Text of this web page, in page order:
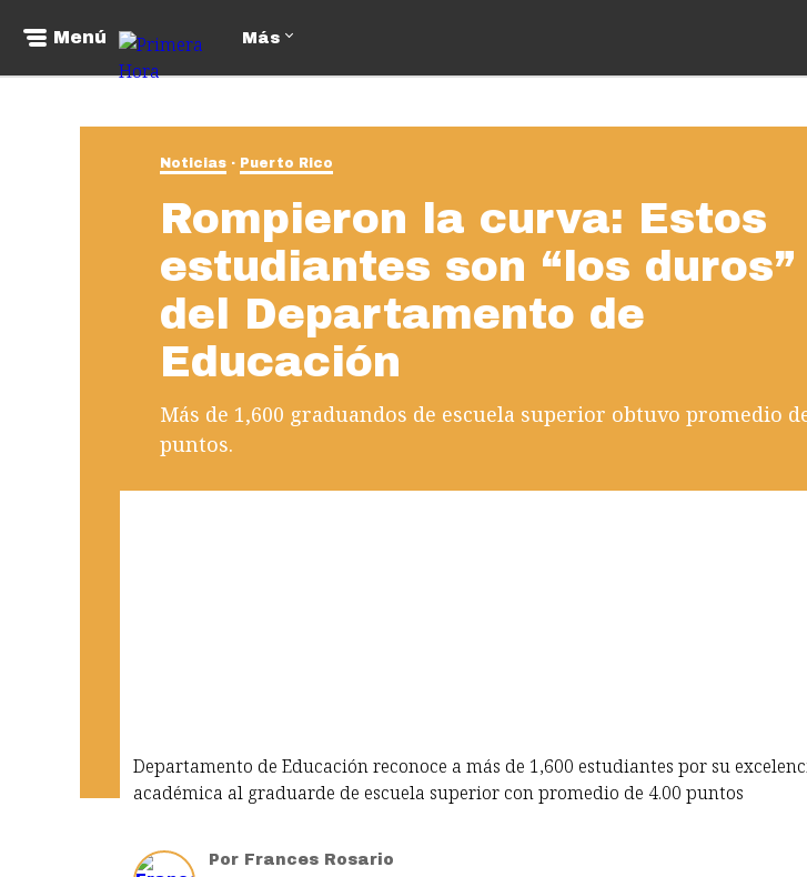
Menú Más
Noticias Puerto Rico
Rompieron la curva: Estos
estudiantes son “los duros”
del Departamento de
Educación
Más de 1,600 graduandos de escuela superior obtuvo promedio
puntos.
Departamento de Educación reconoce a más de 1,600 estudiantes por su
académica al graduarde de escuela superior con promedio de 4.00 puntos
Por Frances Rosario